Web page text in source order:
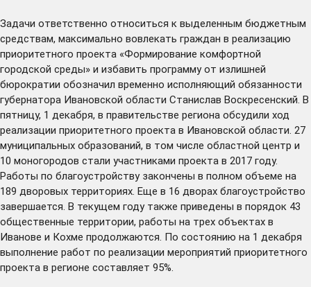
Задачи ответственно относиться к выделенным бюджетным
средствам, максимально вовлекать граждан в реализацию
приоритетного проекта «Формирование комфортной
городской среды» и избавить программу от излишней
бюрократии обозначил временно исполняющий обязанности
губернатора Ивановской области Станислав Воскресенский. В
пятницу, 1 декабря, в правительстве региона обсудили ход
реализации приоритетного проекта в Ивановской области. 27
муниципальных образований, в том числе областной центр и
10 моногородов стали участниками проекта в 2017 году.
Работы по благоустройству закончены в полном объеме на
189 дворовых территориях. Еще в 16 дворах благоустройство
завершается. В текущем году также приведены в порядок 43
общественные территории, работы на трех объектах в
Иванове и Кохме продолжаются. По состоянию на 1 декабря
выполнение работ по реализации мероприятий приоритетного
проекта в регионе составляет 95%.